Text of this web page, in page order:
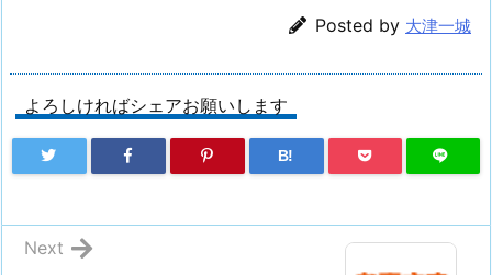
Posted by 大津一城
よろしければシェアお願いします
B!
Next